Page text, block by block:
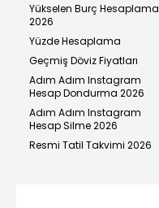
Yükselen Burç Hesaplama
2026
Yüzde Hesaplama
Geçmiş Döviz Fiyatları
Adım Adım Instagram
Hesap Dondurma 2026
Adım Adım Instagram
Hesap Silme 2026
Resmi Tatil Takvimi 2026